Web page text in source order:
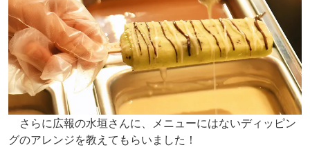
さらに広報の水垣さんに、メニューにはないディッピン
グのアレンジを教えてもらいました！